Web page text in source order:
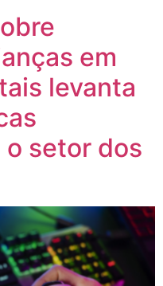
em
levanta
o setor dos